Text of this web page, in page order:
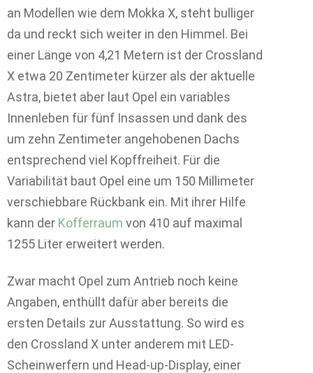
an Modellen wie dem Mokka X, steht bulliger
da und reckt sich weiter in den Himmel. Bei
einer Länge von 4,21 Metern ist der Crossland
X etwa 20 Zentimeter kürzer als der aktuelle
Astra, bietet aber laut Opel ein variables
Innenleben für fünf Insassen und dank des
um zehn Zentimeter angehobenen Dachs
entsprechend viel Kopffreiheit. Für die
Variabilität baut Opel eine um 150 Millimeter
verschiebbare Rückbank ein. Mit ihrer Hilfe
kann der Kofferraum von 410 auf maximal
1255 Liter erweitert werden.
Zwar macht Opel zum Antrieb noch keine
Angaben, enthüllt dafür aber bereits die
ersten Details zur Ausstattung. So wird es
den Crossland X unter anderem mit LED-
Scheinwerfern und Head-up-Display, einer